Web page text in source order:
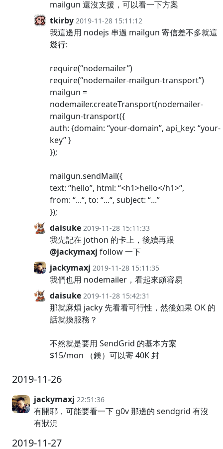
mailgun 還沒支援，可以看一下方案
tkirby 2019-11-28 15:11:12
我這邊用 nodejs 串過 mailgun 寄信差不多就這
幾行:
require(“nodemailer”)
require(“nodemailer-mailgun-transport”)
mailgun =
nodemailer.createTransport(nodemailer-
mailgun-transport({
auth: {domain: “your-domain”, api_key: “your-
key” }
});
mailgun.sendMail({
text: “hello”, html: “<h1>hello</h1>“,
from: “...“, to: “...“, subject: “...”
});
daisuke 2019-11-28 15:11:33
我先記在 jothon 的卡上，後續再跟
@jackymaxj follow 一下
jackymaxj 2019-11-28 15:11:35
我們也用 nodemailer，看起來頗容易
daisuke 2019-11-28 15:42:31
那就麻煩 jacky 先看看可行性，然後如果 OK 的
話就換服務？
不然就是要用 SendGrid 的基本方案
$15/mon （鎂）可以寄 40K 封
2019-11-26
jackymaxj 22:51:36
有開耶，可能要看一下 g0v 那邊的 sendgrid 有沒
有狀況
2019-11-27